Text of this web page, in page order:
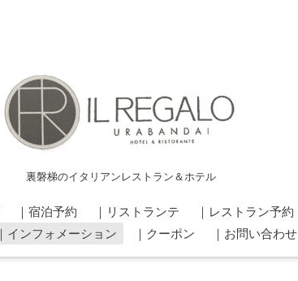
裏磐梯のイタリアンレストラン＆ホテル
｜宿泊予約 ｜リストランテ ｜レストラン予約
｜インフォメーション ｜クーポン ｜お問い合わせ